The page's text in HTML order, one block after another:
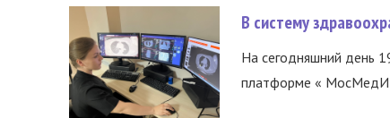
В систему
На сегодняшний день
платформе «